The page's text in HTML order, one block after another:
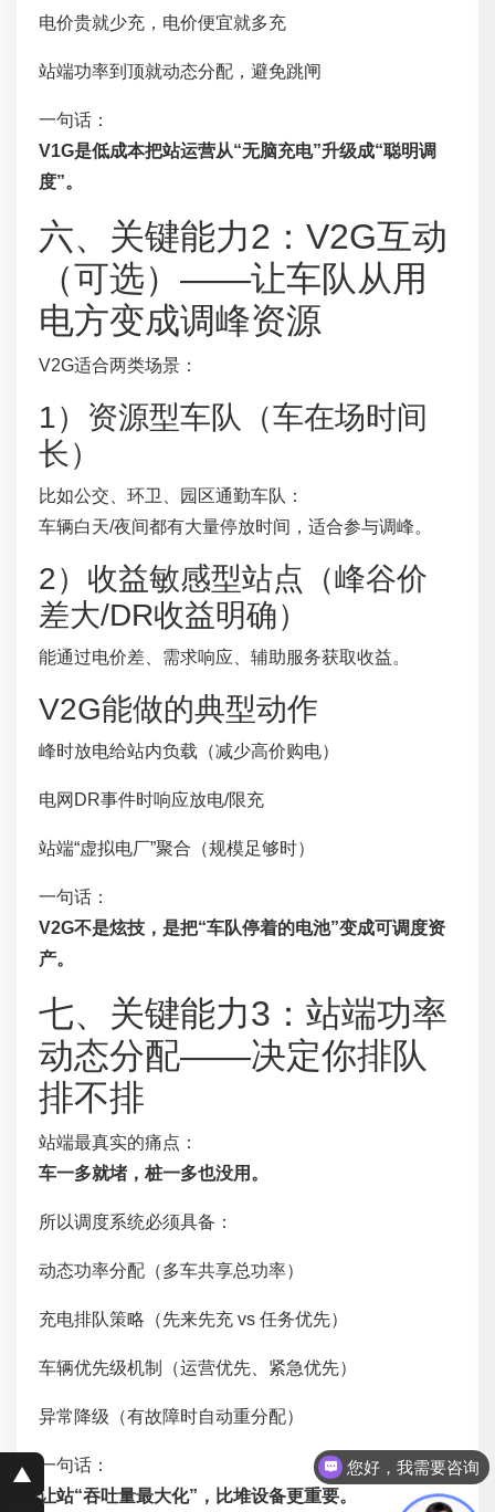
▲
电价贵就少充，电价便宜就多充
站端功率到顶就动态分配，避免跳闸
一句话：
V1G是低成本把站运营从“无脑充电”升级成“聪明调
度”。
六、关键能力2：V2G互动
（可选）——让车队从用
电方变成调峰资源
V2G适合两类场景：
1）资源型车队（车在场时间
长）
比如公交、环卫、园区通勤车队：
车辆白天/夜间都有大量停放时间，适合参与调峰。
2）收益敏感型站点（峰谷价
差大/DR收益明确）
能通过电价差、需求响应、辅助服务获取收益。
V2G能做的典型动作
峰时放电给站内负载（减少高价购电）
电网DR事件时响应放电/限充
站端“虚拟电厂”聚合（规模足够时）
一句话：
V2G不是炫技，是把“车队停着的电池”变成可调度资
产。
七、关键能力3：站端功率
动态分配——决定你排队
排不排
站端最真实的痛点：
车一多就堵，桩一多也没用。
所以调度系统必须具备：
动态功率分配（多车共享总功率）
充电排队策略（先来先充 vs 任务优先）
车辆优先级机制（运营优先、紧急优先）
异常降级（有故障时自动重分配）
一句话：
让站“吞吐量最大化”，比堆设备更重要。
您好，我需要咨询